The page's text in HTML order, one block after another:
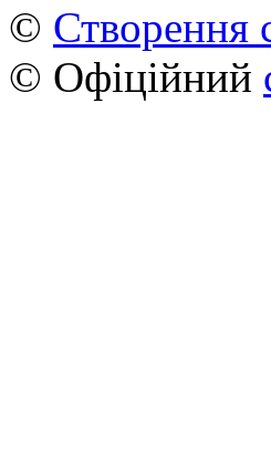
© Створення
© Офіційний